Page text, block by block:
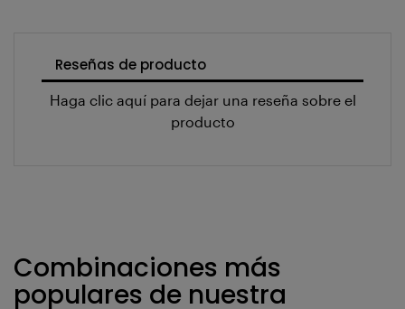
Reseñas de producto
Haga clic aquí para dejar una reseña sobre el
producto
Combinaciones más
populares de nuestra